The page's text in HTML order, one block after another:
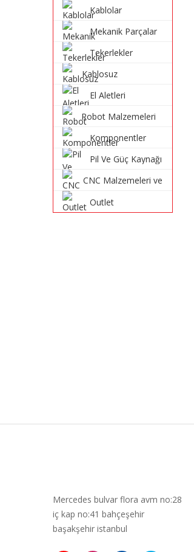
Kablolar
Mekanik Parçalar
Tekerlekler
Kablosuz
Sistemleri
El Aletleri
Robot Malzemeleri
Komponentler
Pil Ve Güç Kaynağı
CNC Malzemeleri ve
Outlet
Mercedes bulvar flora avm no:28
iç kap no:41 bahçeşehir
başakşehir istanbul